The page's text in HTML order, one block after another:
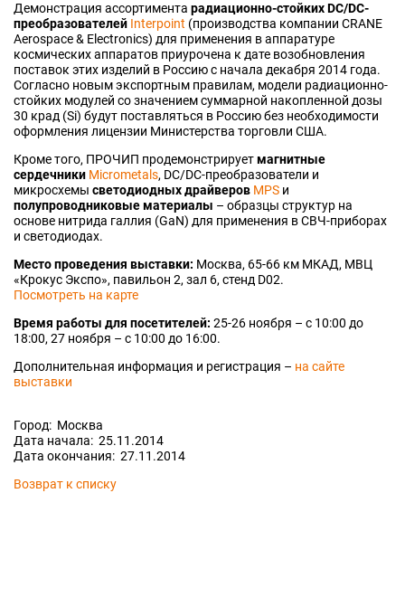
Демонстрация ассортимента радиационно-стойких DC/DC-
преобразователей Interpoint (производства компании CRANE
Aerospace & Electronics) для применения в аппаратуре
космических аппаратов приурочена к дате возобновления
поставок этих изделий в Россию с начала декабря 2014 года.
Согласно новым экспортным правилам, модели радиационно-
стойких модулей со значением суммарной накопленной дозы
30 крад (Si) будут поставляться в Россию без необходимости
оформления лицензии Министерства торговли США.
Кроме того, ПРОЧИП продемонстрируетмагнитные
сердечники Micrometals, DC/DC-преобразователи и
микросхемы светодиодных драйверов MPS и
полупроводниковые материалы – образцы структур на
основе нитрида галлия (GaN) для применения в СВЧ-приборах
и светодиодах.
Место проведения выставки: Москва, 65-66 км МКАД, МВЦ
«Крокус Экспо», павильон 2, зал 6, стенд D02.
Посмотреть на карте
Время работы для посетителей: 25-26 ноября – с 10:00 до
18:00, 27 ноября – с 10:00 до 16:00.
Дополнительная информация и регистрация – на сайте
выставки
Город: Москва
Дата начала: 25.11.2014
Дата окончания: 27.11.2014
Возврат к списку